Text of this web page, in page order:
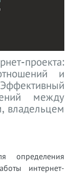
проекта:
и
между
владельцем
определения
интернет-